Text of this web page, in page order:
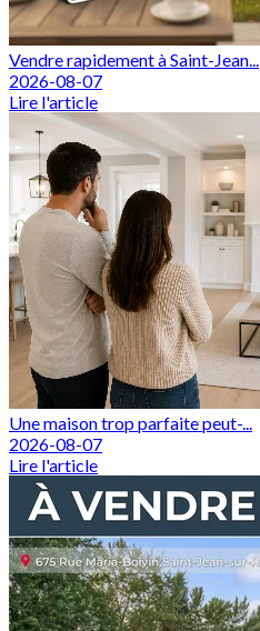
Vendre rapidement à Saint-Jean...
2026-08-07
Lire l'article
Une maison trop parfaite peut-...
2026-08-07
Lire l'article